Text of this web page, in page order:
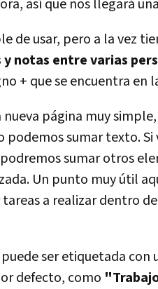
así que nos llegará
de usar, pero a la vez
notas entre varias
+ que se encuentra en
página muy
podemos sumar texto.
sumar otros
Un punto muy útil
a realizar dentro
ser etiquetada
defecto, como